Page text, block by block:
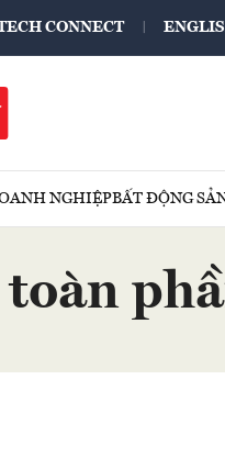
CONNECT
NGHIỆPBẤT ĐỘNG